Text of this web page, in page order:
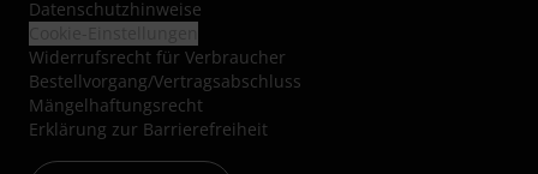
Datenschutzhinweise
Widerrufsrecht für Verbraucher
Bestellvorgang/Vertragsabschluss
Mängelhaftungsrecht
Erklärung zur Barrierefreiheit